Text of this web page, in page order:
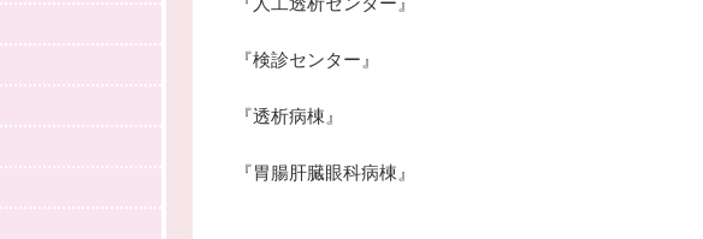
『検診センター』
『透析病棟』
『胃腸肝臓眼科病棟』